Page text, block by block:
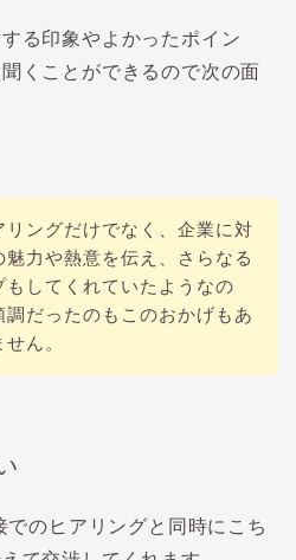
る印象やよかったポイン
くことができるので次の面
リングだけでなく、企業に対
魅力や熱意を伝え、さらなる
もしてくれていたようなの
調だったのもこのおかげもあ
ん。
でのヒアリングと同時にこち